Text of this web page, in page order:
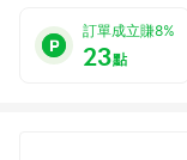
訂單成立賺8%
23點